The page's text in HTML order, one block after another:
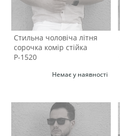
Стильна чоловіча літня
сорочка комір стійка
Р-1520
Немає у наявності